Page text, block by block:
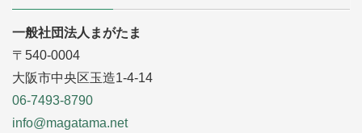
一般社団法人まがたま
〒540-0004
大阪市中央区玉造1-4-14
06-7493-8790
info@magatama.net